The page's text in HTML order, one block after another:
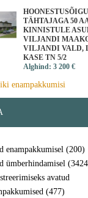
TÄHTAJAGA 50
KINNISTULE
VILJANDI
VILJANDI VALD,
KASE TN 5/2
Alghind: 3 200 €
enampakkumisi
enampakkumisel (200)
ümberhindamisel
avatud
(477)